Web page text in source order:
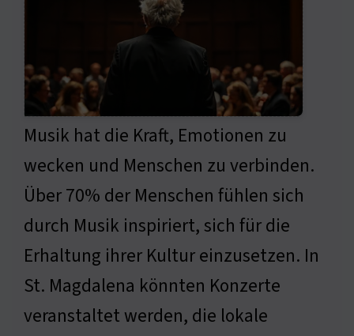
Musik hat die Kraft, Emotionen zu
wecken und Menschen zu verbinden.
Über 70% der Menschen fühlen sich
durch Musik inspiriert, sich für die
Erhaltung ihrer Kultur einzusetzen. In
St. Magdalena könnten Konzerte
veranstaltet werden, die lokale